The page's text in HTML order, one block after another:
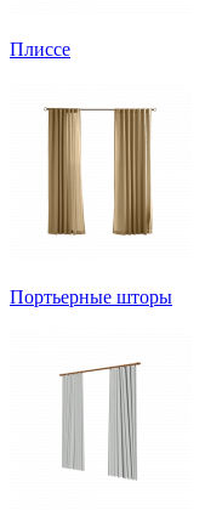
Плиссе
Портьерные шторы